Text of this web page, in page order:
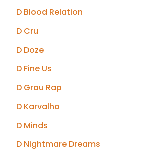
D Blood Relation
D Cru
D Doze
D Fine Us
D Grau Rap
D Karvalho
D Minds
D Nightmare Dreams